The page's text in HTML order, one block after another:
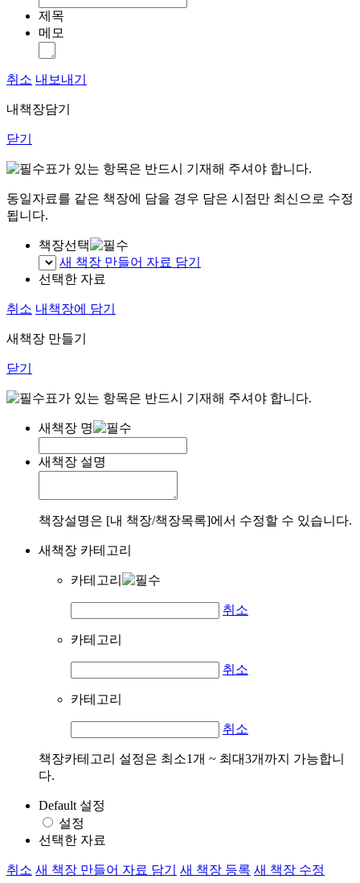
제목
메모
취소 내보내기
내책장담기
닫기
표가 있는 항목은 반드시 기재해 주셔야 합니다.
동일자료를 같은 책장에 담을 경우 담은 시점만 최신으로 수정
됩니다.
책장선택
새 책장 만들어 자료 담기
선택한 자료
취소 내책장에 담기
새책장 만들기
닫기
표가 있는 항목은 반드시 기재해 주셔야 합니다.
새책장 명
새책장 설명
책장설명은 [내 책장/책장목록]에서 수정할 수 있습니다.
새책장 카테고리
카테고리
취소
카테고리
취소
카테고리
취소
책장카테고리 설정은 최소1개 ~ 최대3개까지 가능합니
다.
Default 설정
설정
선택한 자료
취소 새 책장 만들어 자료 담기 새 책장 등록 새 책장 수정